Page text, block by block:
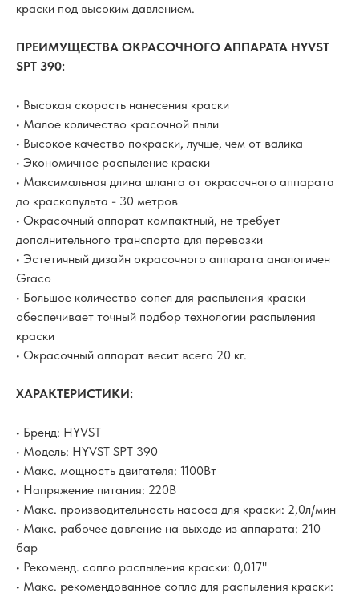
краски под высоким давлением.
ПРЕИМУЩЕСТВА ОКРАСОЧНОГО АППАРАТА HYVST
SPT 390:
• Высокая скорость нанесения краски
• Малое количество красочной пыли
• Высокое качество покраски, лучше, чем от валика
• Экономичное распыление краски
• Максимальная длина шланга от окрасочного аппарата
до краскопульта - 30 метров
• Окрасочный аппарат компактный, не требует
дополнительного транспорта для перевозки
• Эстетичный дизайн окрасочного аппарата аналогичен
Graco
• Большое количество сопел для распыления краски
обеспечивает точный подбор технологии распыления
краски
• Окрасочный аппарат весит всего 20 кг.
ХАРАКТЕРИСТИКИ:
• Бренд: HYVST
• Модель: HYVST SPT 390
• Макс. мощность двигателя: 1100Вт
• Напряжение питания: 220В
• Макс. производительность насоса для краски: 2,0л/мин
• Макс. рабочее давление на выходе из аппарата: 210
бар
• Рекоменд. сопло распыления краски: 0,017"
• Макс. рекомендованное сопло для распыления краски: